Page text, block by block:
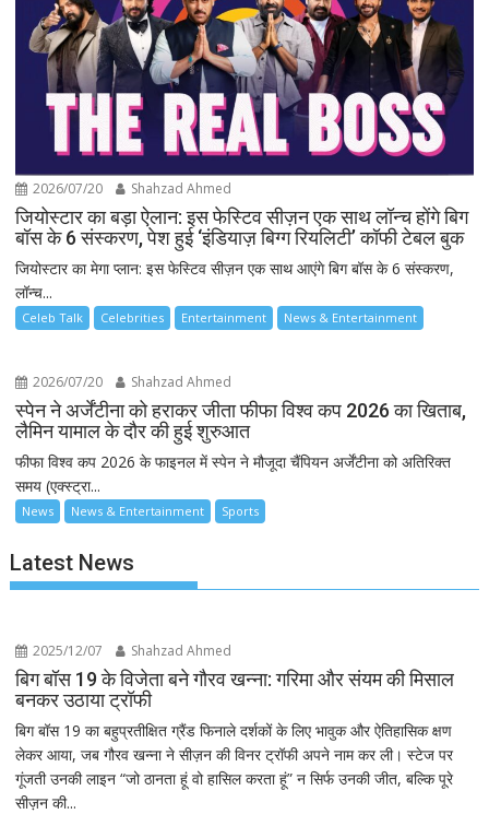
2026/07/20 Shahzad Ahmed
जियोस्टार का बड़ा ऐलान: इस फेस्टिव सीज़न एक साथ लॉन्च होंगे बिग
बॉस के 6 संस्करण, पेश हुई ‘इंडियाज़ बिग्ग रियलिटी’ कॉफी टेबल बुक
जियोस्टार का मेगा प्लान: इस फेस्टिव सीज़न एक साथ आएंगे बिग बॉस के 6 संस्करण,
लॉन्च...
Celeb Talk Celebrities Entertainment News & Entertainment
2026/07/20 Shahzad Ahmed
स्पेन ने अर्जेंटीना को हराकर जीता फीफा विश्व कप 2026 का खिताब,
लैमिन यामाल के दौर की हुई शुरुआत
फीफा विश्व कप 2026 के फाइनल में स्पेन ने मौजूदा चैंपियन अर्जेंटीना को अतिरिक्त
समय (एक्स्ट्रा...
News News & Entertainment Sports
Latest News
2025/12/07 Shahzad Ahmed
बिग बॉस 19 के विजेता बने गौरव खन्ना: गरिमा और संयम की मिसाल
बनकर उठाया ट्रॉफी
बिग बॉस 19 का बहुप्रतीक्षित ग्रैंड फिनाले दर्शकों के लिए भावुक और ऐतिहासिक क्षण
लेकर आया, जब गौरव खन्ना ने सीज़न की विनर ट्रॉफी अपने नाम कर ली। स्टेज पर
गूंजती उनकी लाइन “जो ठानता हूं वो हासिल करता हूं” न सिर्फ उनकी जीत, बल्कि पूरे
सीज़न की...